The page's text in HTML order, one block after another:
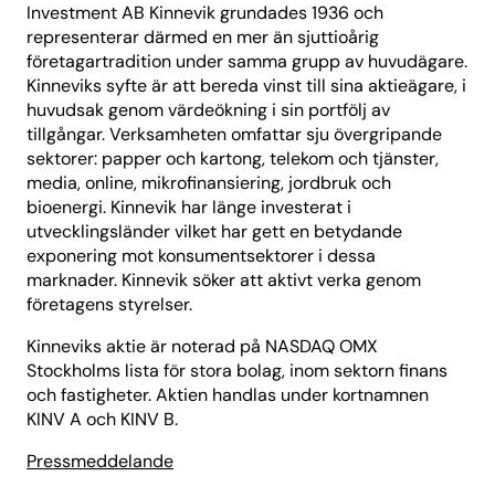
Investment AB Kinnevik grundades 1936 och
representerar därmed en mer än sjuttioårig
företagartradition under samma grupp av huvudägare.
Kinneviks syfte är att bereda vinst till sina aktieägare, i
huvudsak genom värdeökning i sin portfölj av
tillgångar. Verksamheten omfattar sju övergripande
sektorer: papper och kartong, telekom och tjänster,
media, online, mikrofinansiering, jordbruk och
bioenergi. Kinnevik har länge investerat i
utvecklingsländer vilket har gett en betydande
exponering mot konsumentsektorer i dessa
marknader. Kinnevik söker att aktivt verka genom
företagens styrelser.
Kinneviks aktie är noterad på NASDAQ OMX
Stockholms lista för stora bolag, inom sektorn finans
och fastigheter. Aktien handlas under kortnamnen
KINV A och KINV B.
Pressmeddelande